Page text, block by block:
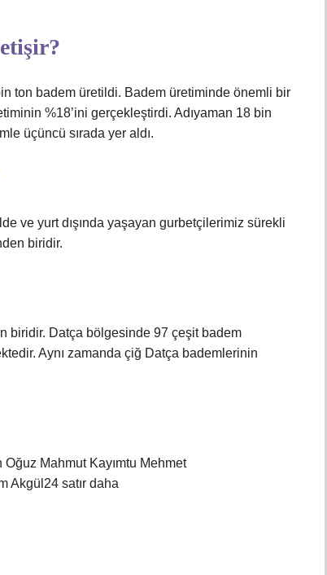
ton badem üretildi. Badem üretiminde önemli bir
%18’ini gerçekleştirdi. Adıyaman 18 bin
üçüncü sırada yer aldı.
ve yurt dışında yaşayan gurbetçilerimiz sürekli
biridir.
biridir. Datça bölgesinde 97 çeşit badem
Aynı zamanda çiğ Datça bademlerinin
Mahmut Kayımtu Mehmet
Akgül24 satır daha